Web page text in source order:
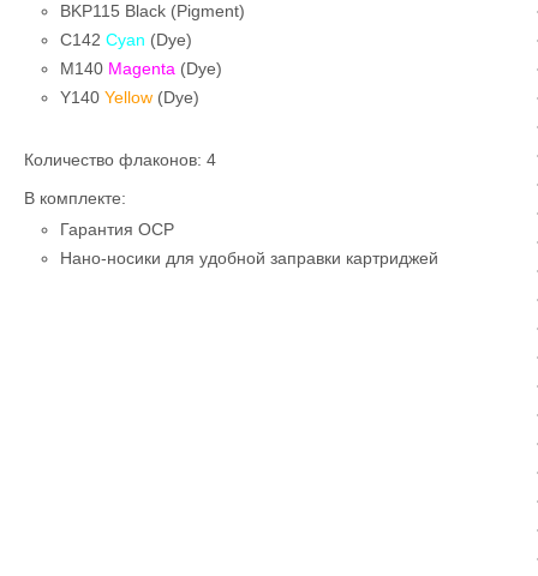
BKP115 Black (Pigment)
C142 Cyan (Dye)
M140 Magenta (Dye)
Y140 Yellow (Dye)
Количество флаконов: 4
В комплекте:
Гарантия OCP
Нано-носики для удобной заправки картриджей